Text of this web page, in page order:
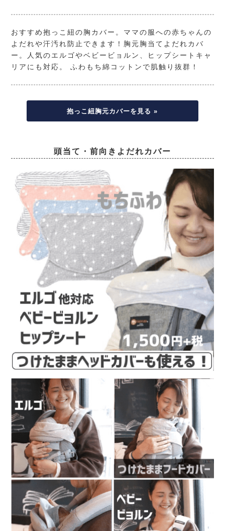
おすすめ抱っこ紐の胸カバー。ママの服への赤ちゃんの
よだれや汗汚れ防止できます！胸元胸当てよだれカバ
ー。人気のエルゴやベビービョルン、ヒップシートキャ
リアにも対応。 ふわもち綿コットンで肌触り抜群！
抱っこ紐胸元カバーを見る »
頭当て・前向きよだれカバー